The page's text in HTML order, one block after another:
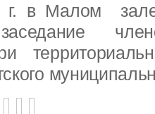
в Малом